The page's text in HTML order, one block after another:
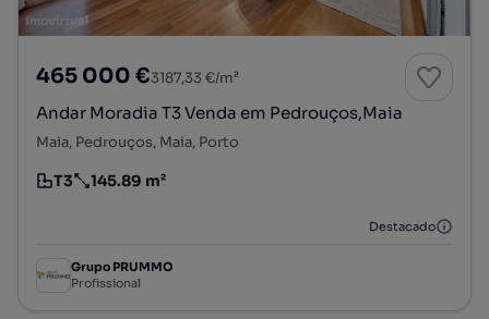
465 000 €3187,33 €/m²
Andar Moradia T3 Venda em Pedrouços,Maia
Maia, Pedrouços, Maia, Porto
Tipologia
T3
Preço por metro quadrado
145.89 m²
Destacado
Grupo PRUMMO
Profissional